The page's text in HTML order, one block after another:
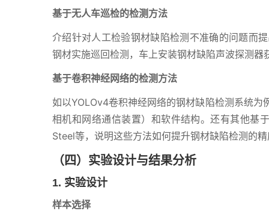
基于无人车巡检的检测方法
介绍针对人工检验钢材缺陷检测不准确的问题而
钢材实施巡回检测，车上安装钢材缺陷声波探测器
基于卷积神经网络的检测方法
如以YOLOv4卷积神经网络的钢材缺陷检测系统
相机和网络通信装置）和软件结构。还有其他基
Steel等，说明这些方法如何提升钢材缺陷检测的
（四）实验设计与结果分析
1. 实验设计
样本选择